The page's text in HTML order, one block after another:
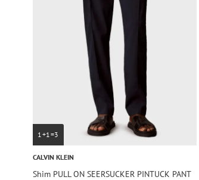
1+1=3
CALVIN KLEIN
Shim PULL ON SEERSUCKER PINTUCK PANT